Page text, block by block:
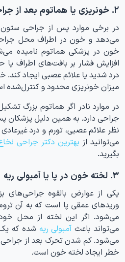
۲. خونریزی یا هماتوم بعد از جراحی
در برخی موارد پس از جراحی ستون
می‌دهد و خون در اطراف محل
خون در پزشکی هماتوم نامیده
افزایش فشار بر بافت‌های اطراف
درد شدید یا علائم عصبی ایجاد کند.
میزان خونریزی محدود و کنترل‌شده
در موارد نادر اگر هماتوم بزرگ
جراحی دارد. به همین دلیل پزشکان
نظر علائم عصبی، تورم و درد
می‌توانید از بهترین دکتر جراحی
بگیرید.
۳. لخته خون در پا یا آمبولی ریه
یکی از عوارض بالقوه جراحی‌های
می‌شود. اگر این لخته از محل
می‌تواند باعث آمبولی ریه شده که
می‌شود. کم شدن تحرک بعد از جراحی
خطر ایجاد لخته خون است.